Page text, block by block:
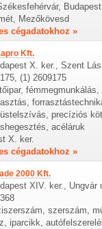
Mezőkövesd
cégadatokhoz »
Kft.
X. ker., Szent
(1) 2609175
fémmegmunkálás,
precíziós
acéláruk
X. ker.
cégadatokhoz »
2000 Kft.
XIV. ker., Ungvár
szerszám,
iparcikk,